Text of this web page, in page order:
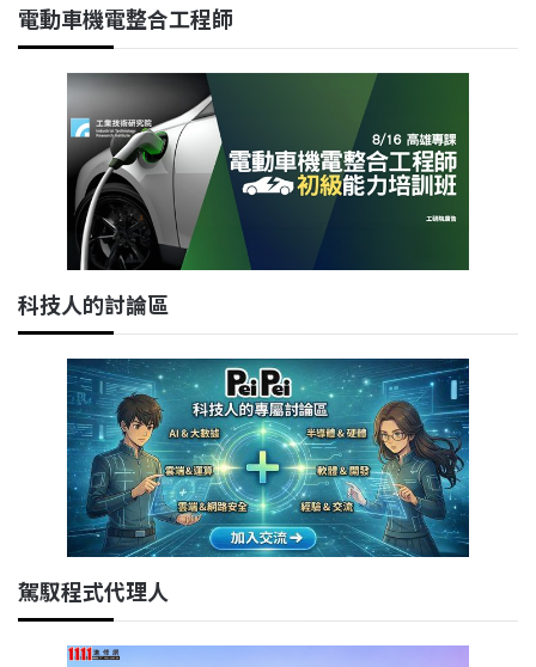
電動車機電整合工程師
科技人的討論區
駕馭程式代理人